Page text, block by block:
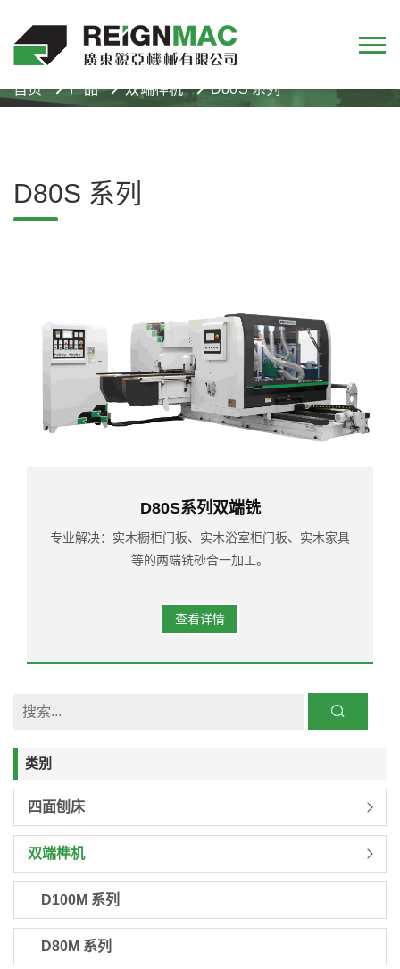
首页 产品 双端榫机 D80S 系列
类别
四面刨床
双端榫机
D100M 系列
D80M 系列
D80S 系列
D80S系列双端铣
专业解决：实木橱柜门板、实木浴室柜门板、实木家具
等的两端铣砂合一加工。
查看详情